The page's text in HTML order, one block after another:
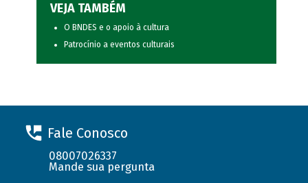
VEJA TAMBÉM
O BNDES e o apoio à cultura
Patrocínio a eventos culturais
Fale Conosco
08007026337
Mande sua pergunta